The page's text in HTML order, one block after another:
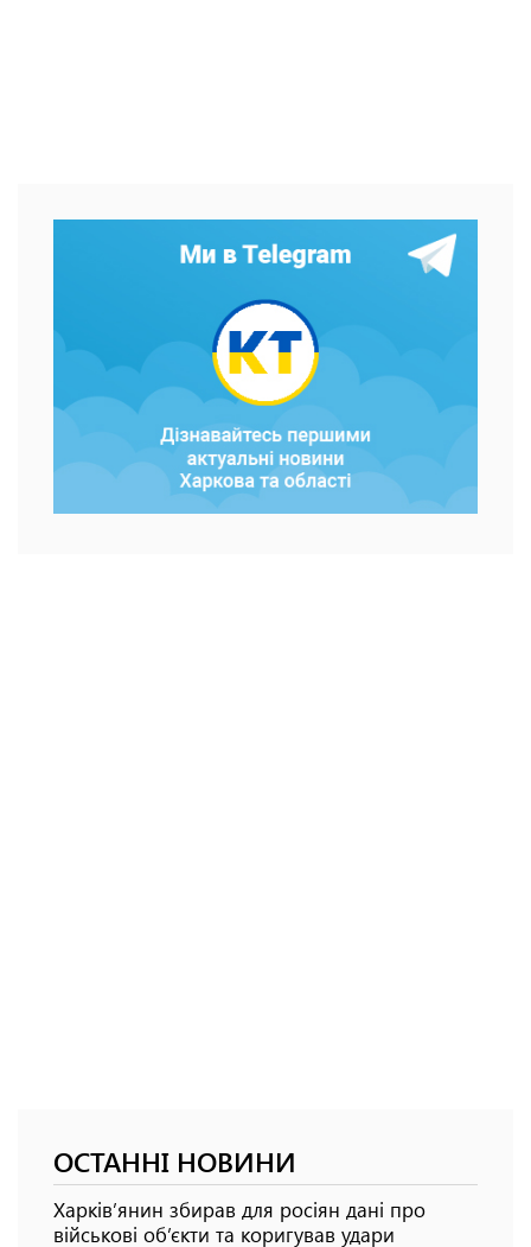
ОСТАННІ НОВИНИ
Харків’янин збирав для росіян дані про
військові об’єкти та коригував удари